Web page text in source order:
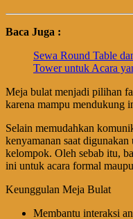
Baca Juga :
Sewa Round Table
Tower untuk Acara
Meja bulat menjadi pilihan
karena mampu mendukung
Selain memudahkan
kenyamanan saat
kelompok. Oleh sebab itu,
ini untuk acara formal
Keunggulan Meja Bulat
Membantu interaksi